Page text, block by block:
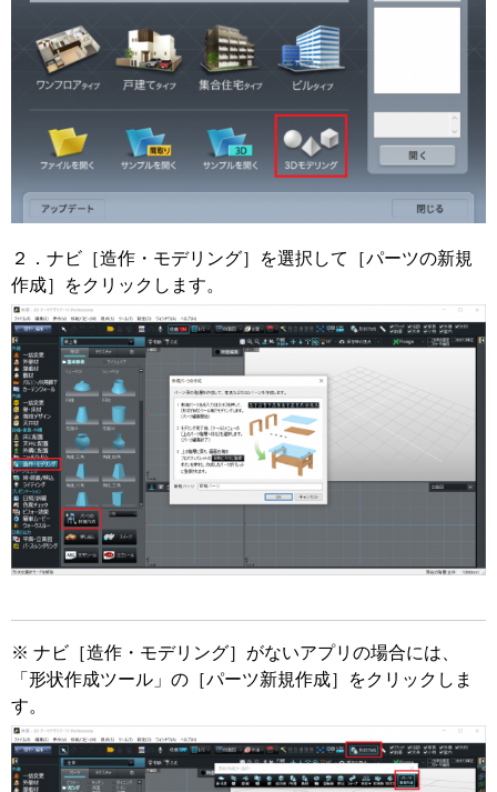
２．ナビ［造作・モデリング］を選択して［パーツの新規
作成］をクリックします。
※ ナビ［造作・モデリング］がないアプリの場合には、
「形状作成ツール」の［パーツ新規作成］をクリックしま
す。